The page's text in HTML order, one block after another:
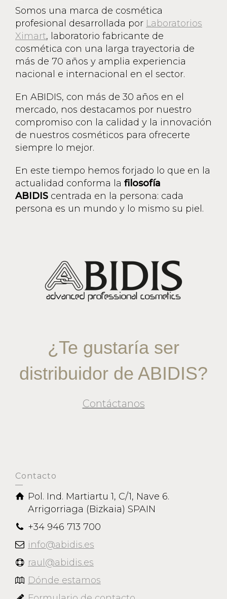
Somos una marca de cosmética
profesional desarrollada por Laboratorios
Ximart, laboratorio fabricante de
cosmética con una larga trayectoria de
más de 70 años y amplia experiencia
nacional e internacional en el sector.
En ABIDIS, con más de 30 años en el
mercado, nos destacamos por nuestro
compromiso con la calidad y la innovación
de nuestros cosméticos para ofrecerte
siempre lo mejor.
En este tiempo hemos forjado lo que en la
actualidad conforma la filosofía
ABIDIS centrada en la persona: cada
persona es un mundo y lo mismo su piel.
¿Te gustaría ser
distribuidor de ABIDIS?
Contáctanos
Contacto
Pol. Ind. Martiartu 1, C/1, Nave 6.
Arrigorriaga (Bizkaia) SPAIN
+34 946 713 700
info@abidis.es
raul@abidis.es
Dónde estamos